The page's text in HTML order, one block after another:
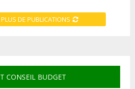
DE PUBLICATIONS
CONSEIL BUDGET